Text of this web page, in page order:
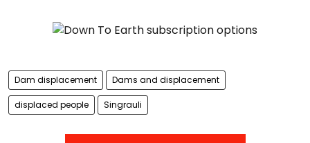
Dam displacement Dams and displacement
displaced people Singrauli